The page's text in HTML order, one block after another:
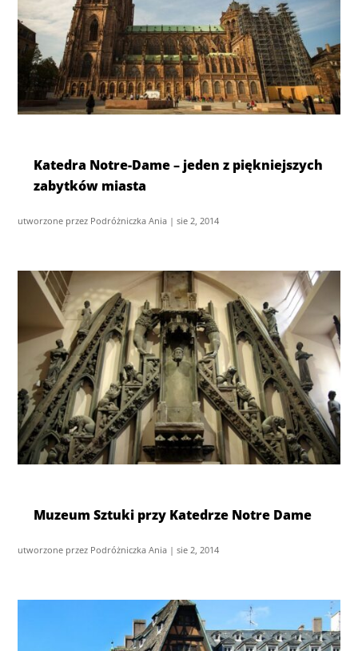
Katedra Notre-Dame – jeden z piękniejszych
zabytków miasta
utworzone przez Podróżniczka Ania |sie 2, 2014
Muzeum Sztuki przy Katedrze Notre Dame
utworzone przez Podróżniczka Ania |sie 2, 2014